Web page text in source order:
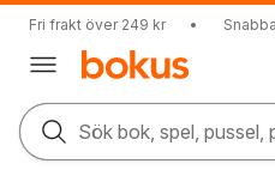
Fri frakt över 249 kr •
Sök bok, spel, pussel,